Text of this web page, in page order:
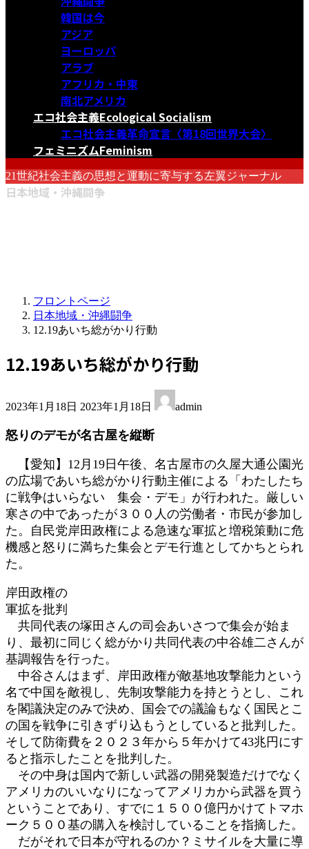
韓国は今
アジア
ヨーロッパ
アラブ
アフリカ・中東
南北アメリカ
エコ社会主義Ecological Socialism
エコ社会主義革命宣言〈第18回世界大会〉
フェミニズムFeminism
21世紀社会主義の思想と運動に寄与する左翼ジャーナル
日本地域・沖縄闘争
フロントページ
日本地域・沖縄闘争
12.19あいち総がかり行動
12.19あいち総がかり行動
2023年1月18日 終
新
時
:
2023年1月18日 admin
怒りのデモが名古屋を縦断
【愛知】12月19日午後、名古屋市の久屋大通公園光
の広場であいち総がかり行動主催による「わたしたち
に戦争はいらない 集会・デモ」が行われた。厳しい
寒さの中であったが３００人の労働者・市民が参加し
た。自民党岸田政権による急速な軍拡と増税策動に危
機感と怒りに満ちた集会とデモ行進としてかちとられ
た。
岸田政権の
軍拡を批判
共同代表の塚田さんの司会あいさつで集会が始ま
り、最初に同じく総がかり共同代表の中谷雄二さんが
基調報告を行った。
中谷さんはまず、岸田政権が敵基地攻撃能力という
名で中国を敵視し、先制攻撃能力を持とうとし、これ
を閣議決定のみで決め、国会での議論もなく国民とこ
の国を戦争に引きずり込もうとしていると批判した。
そして防衛費を２０２３年から５年かけて43兆円にす
ると指示したことを批判した。
その中身は国内で新しい武器の開発製造だけでなく
アメリカのいいなりになってアメリカから武器を買う
ということであり、すでに１５００億円かけてトマホ
ーク５００基の購入を検討していることを指摘した。
だがそれで日本が守れるのか？ミサイルを大量に導